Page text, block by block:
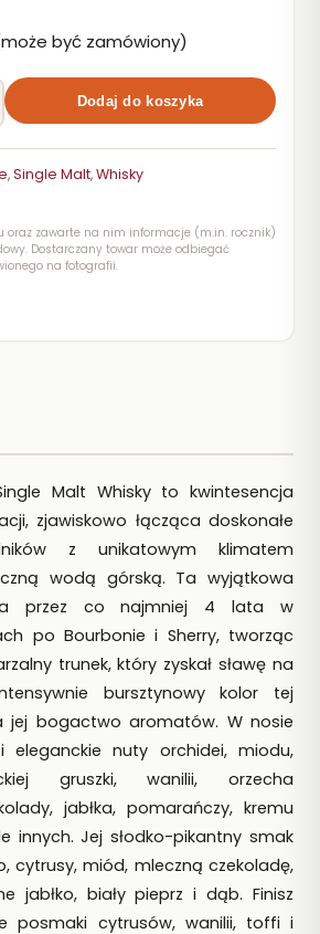
być zamówiony)
Dodaj do koszyka
,Single Malt,Whisky
oraz zawarte na nim informacje (m.in. rocznik)
Dostarczany towar może odbiegać
na fotografii.
Malt Whisky to kwintesencja
zjawiskowo łącząca doskonałe
z unikatowym klimatem
wodą górską. Ta wyjątkowa
przez co najmniej 4 lata w
po Bourbonie i Sherry, tworząc
trunek, który zyskał sławę na
bursztynowy kolor tej
jej bogactwo aromatów. W nosie
eleganckie nuty orchidei, miodu,
gruszki, wanilii, orzecha
jabłka, pomarańczy, kremu
innych. Jej słodko-pikantny smak
cytrusy, miód, mleczną czekoladę,
jabłko, biały pieprz i dąb. Finisz
posmaki cytrusów, wanilii, toffi i